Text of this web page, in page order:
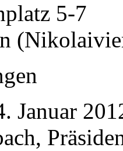
5-7
Januar